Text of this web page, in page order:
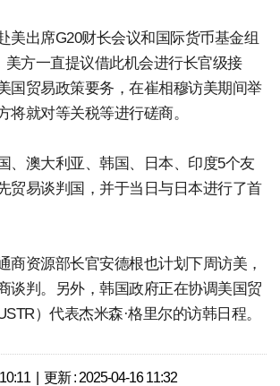
美出席G20财长会议和国际货币基金组
美方一直提议借此机会进行长官级接
国贸易政策要务，在崔相穆访美期间举
将就对等关税等进行磋商。
、澳大利亚、韩国、日本、印度5个友
贸易谈判国，并于当日与日本进行了首
商资源部长官安德根也计划下周访美，
谈判。另外，韩国政府正在协调美国贸
）代表杰米森·格里尔的访韩日程。
| 更新 : 2025-04-16 11:32